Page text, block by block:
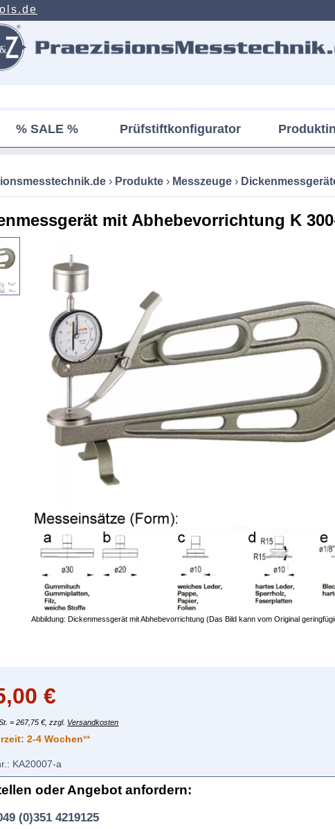
% SALE % Prüfstiftkonfigurator
› Produkte › Messzeuge ›
mit Abhebevorrichtung K
Abbildung: Dickenmessgerät mit Abhebevorrichtung (Das Bild kann vom Original
€
= 267,75 €, zzgl. Versandkosten
2-4 Wochen**
KA20007-a
oder Angebot anfordern:
(0)351 4219125